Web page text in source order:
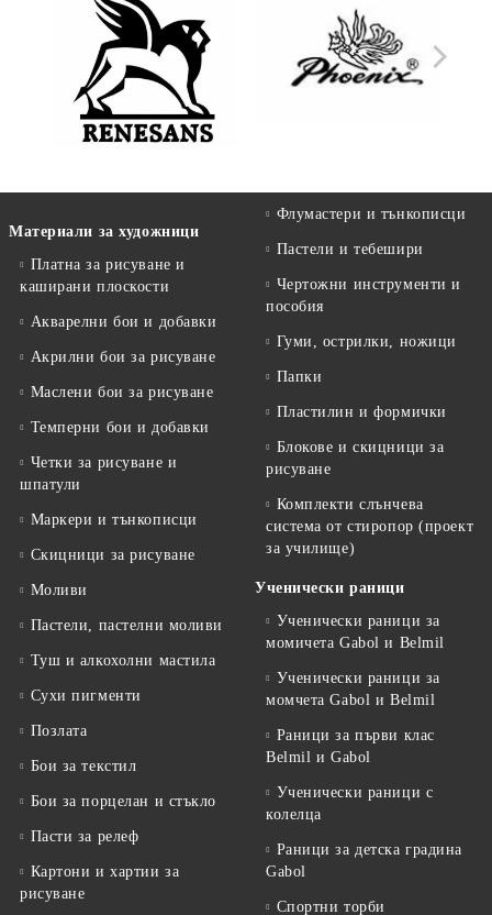
Материали за художници
Платна за рисуване и
каширани плоскости
Акварелни бои и добавки
Акрилни бои за рисуване
Маслени бои за рисуване
Темперни бои и добавки
Четки за рисуване и
шпатули
Маркери и тънкописци
Скицници за рисуване
Моливи
Пастели, пастелни моливи
Туш и алкохолни мастила
Сухи пигменти
Позлата
Бои за текстил
Бои за порцелан и стъкло
Пасти за релеф
Картони и хартии за
рисуване
Флумастери и тънкописци
Пастели и тебешири
Чертожни инструменти и
пособия
Гуми, острилки, ножици
Папки
Пластилин и формички
Блокове и скицници за
рисуване
Комплекти слънчева
система от стиропор (проект
за училище)
Ученически раници
Ученически раници за
момичета Gabol и Belmil
Ученически раници за
момчета Gabol и Belmil
Раници за първи клас
Belmil и Gabol
Ученически раници с
колелца
Раници за детска градина
Gabol
Спортни торби